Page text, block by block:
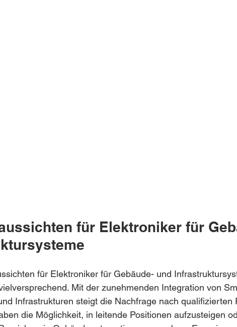
für Elektroniker für
für Elektroniker für Gebäude- und
Mit der zunehmenden Integration von
Infrastrukturen steigt die Nachfrage nach qualifizierten
die Möglichkeit, in leitende Positionen aufzusteigen